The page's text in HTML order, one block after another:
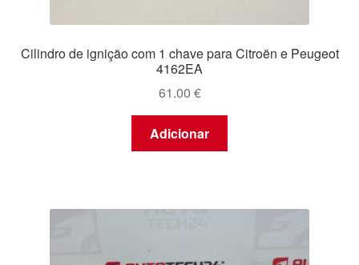
Cilindro de ignição com 1 chave para Citroën e Peugeot
4162EA
61.00 €
Adicionar